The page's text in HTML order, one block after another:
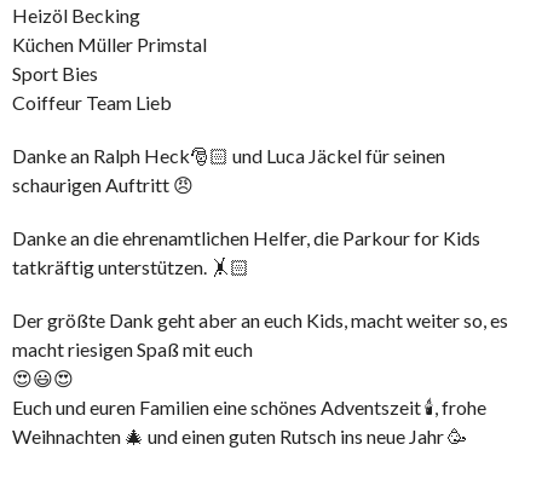
Heizöl Becking
Küchen Müller Primstal
Sport Bies
Coiffeur Team Lieb
Danke an Ralph Heck🎅🏻 und Luca Jäckel für seinen
schaurigen Auftritt 😠
Danke an die ehrenamtlichen Helfer, die Parkour for Kids
tatkräftig unterstützen. 🤸🏻
Der größte Dank geht aber an euch Kids, macht weiter so, es
macht riesigen Spaß mit euch
😍😃😍
Euch und euren Familien eine schönes Adventszeit 🕯️, frohe
Weihnachten 🎄 und einen guten Rutsch ins neue Jahr 🥳